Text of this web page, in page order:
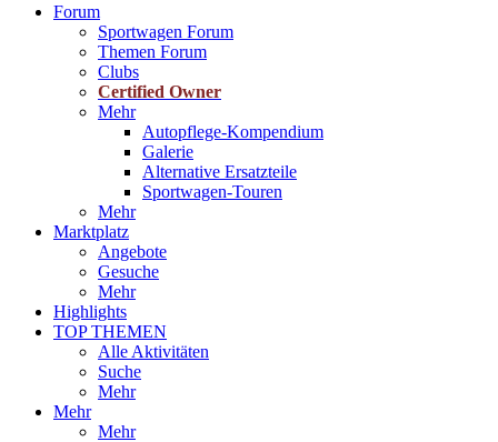
Forum
Sportwagen Forum
Themen Forum
Clubs
Certified Owner
Mehr
Autopflege-Kompendium
Galerie
Alternative Ersatzteile
Sportwagen-Touren
Mehr
Marktplatz
Angebote
Gesuche
Mehr
Highlights
TOP THEMEN
Alle Aktivitäten
Suche
Mehr
Mehr
Mehr